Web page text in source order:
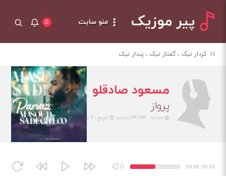
پیر موزیک منو سایت ۵
کردار نیک ، گفتار نیک ، پندار نیک
00:00
03:36
مسعود صادقلو
پرواز
بازدید : ۲۱۴,۷۹۶ بازدید تاریخ : ۷ مهر ۱۴۰۴